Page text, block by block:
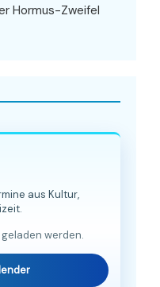
Hormus-Zweifel
aus Kultur,
werden.